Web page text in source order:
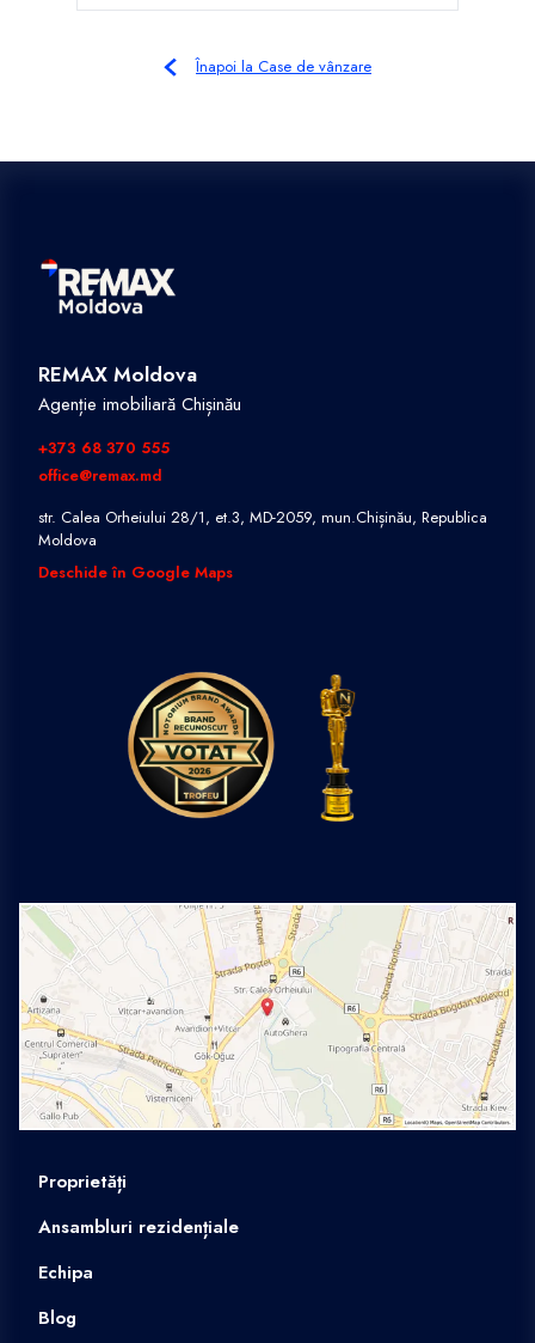
Înapoi la Case de vânzare
REMAX Moldova
Agenție imobiliară Chișinău
+373 68 370 555
office@remax.md
str. Calea Orheiului 28/1, et.3, MD-2059, mun.Chișinău, Republica
Moldova
Deschide în Google Maps
Proprietăți
Ansambluri rezidențiale
Echipa
Blog